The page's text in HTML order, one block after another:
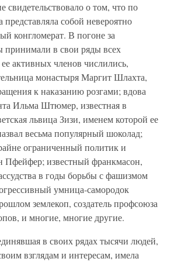
свидетельствовало о том, что по
представляла собой невероятно
конгломерат. В погоне за
принимали в свои ряды всех
активных членов числились,
монастыря Маргит Шлахта,
к наказанию розгами; вдова
Ильма Штюмер, известная в
львица Зизи, именем которой ее
весьма популярный шоколад;
ограниченный политик и
Пфейфер; известный франкмасон,
в годы борьбы с фашизмом
умница-самородок
землекоп, создатель профсоюза
и многие, многие другие.
в своих рядах тысячи людей,
взглядам и интересам, имела